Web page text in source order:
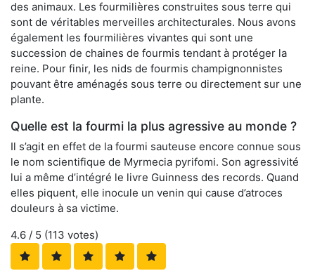
des animaux. Les fourmilières construites sous terre qui
sont de véritables merveilles architecturales. Nous avons
également les fourmilières vivantes qui sont une
succession de chaines de fourmis tendant à protéger la
reine. Pour finir, les nids de fourmis champignonnistes
pouvant être aménagés sous terre ou directement sur une
plante.
Quelle est la fourmi la plus agressive au monde ?
Il s’agit en effet de la fourmi sauteuse encore connue sous
le nom scientifique de Myrmecia pyrifomi. Son agressivité
lui a même d’intégré le livre Guinness des records. Quand
elles piquent, elle inocule un venin qui cause d’atroces
douleurs à sa victime.
4.6 / 5 (113 votes)